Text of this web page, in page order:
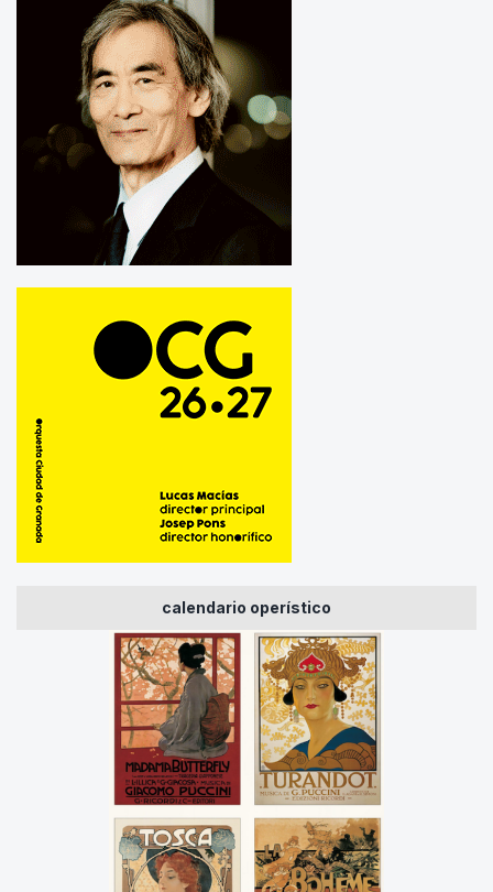
calendario operístico